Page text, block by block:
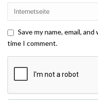
Save my name, email,
time I comment.